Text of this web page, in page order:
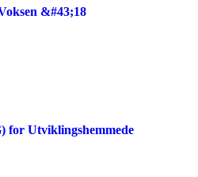
&#43;18
for Utviklingshemmede